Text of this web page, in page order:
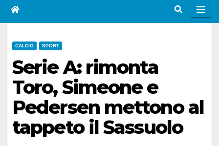
CALCIO SPORT
Serie A: rimonta
Toro, Simeone e
Pedersen mettono al
tappeto il Sassuolo